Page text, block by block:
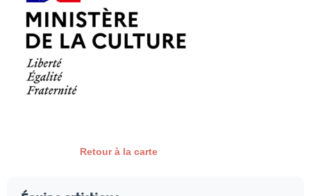
Retour à la carte